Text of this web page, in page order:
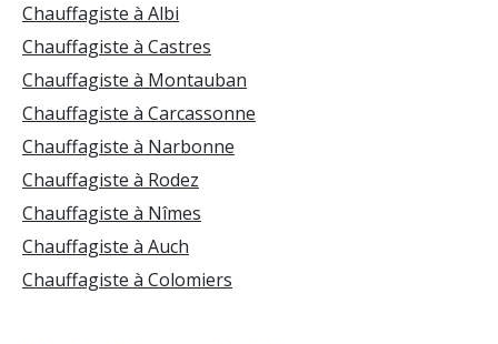
Chauffagiste à Albi
Chauffagiste à Castres
Chauffagiste à Montauban
Chauffagiste à Carcassonne
Chauffagiste à Narbonne
Chauffagiste à Rodez
Chauffagiste à Nîmes
Chauffagiste à Auch
Chauffagiste à Colomiers